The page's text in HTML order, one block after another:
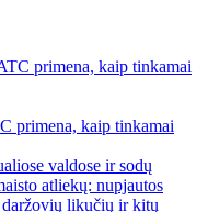
primena, kaip tinkamai
valdose ir sodų
atliekų: nupjautos
likučių ir kitų